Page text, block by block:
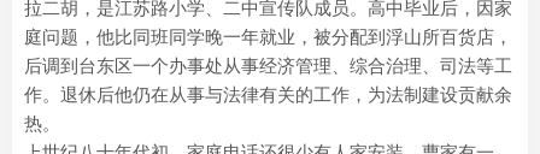
拉二胡，是江苏路小学、二中宣传队成员。高中毕业后，因家
庭问题，他比同班同学晚一年就业，被分配到浮山所百货店，
后调到台东区一个办事处从事经济管理、综合治理、司法等工
作。退休后他仍在从事与法律有关的工作，为法制建设贡献余
热。